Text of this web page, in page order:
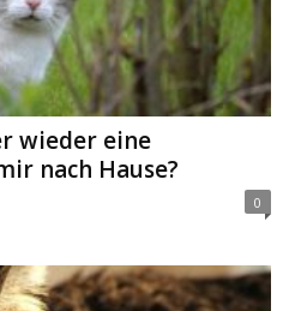
wieder eine
nach Hause?
0